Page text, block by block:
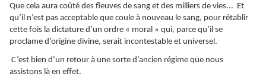
Que cela aura coûté des fleuves de sang et des milliers de vies... Et
qu’il n’est pas acceptable que coule à nouveau le sang, pour rétablir
cette fois la dictature d’un ordre « moral » qui, parce qu’il se
proclame d’origine divine, serait incontestable et universel.
C’est bien d’un retour à une sorte d’ancien régime que nous
assistons là en effet.